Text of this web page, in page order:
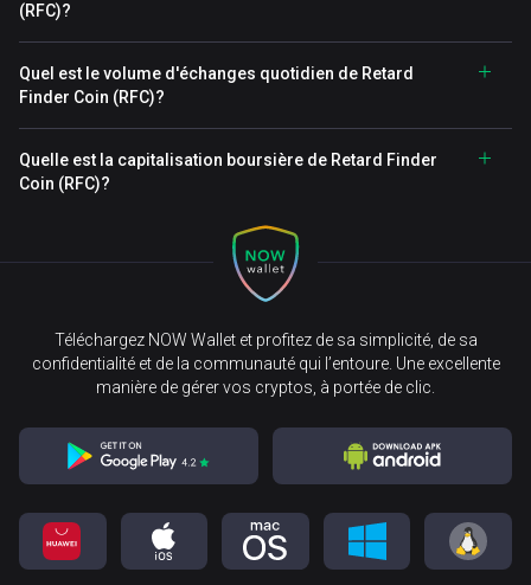
(RFC)?
Quel est le volume d'échanges quotidien de Retard
Finder Coin (RFC)?
Quelle est la capitalisation boursière de Retard Finder
Coin (RFC)?
Téléchargez NOW Wallet et profitez de sa simplicité, de sa
confidentialité et de la communauté qui l’entoure. Une excellente
manière de gérer vos cryptos, à portée de clic.